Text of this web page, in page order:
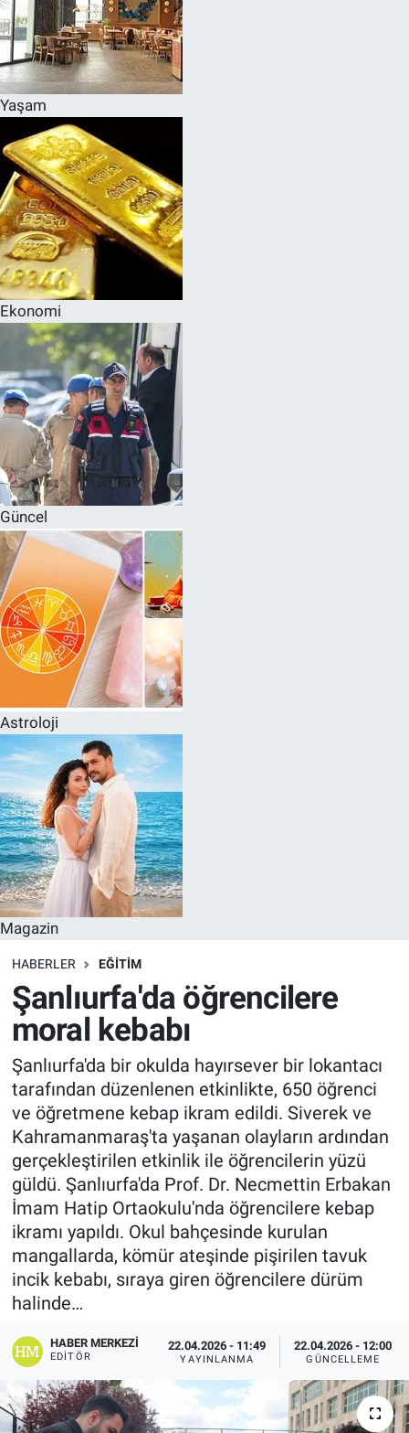
Yaşam
Ekonomi
Güncel
Astroloji
Magazin
HABERLER EĞITIM
Şanlıurfa'da öğrencilere
moral kebabı
Şanlıurfa'da bir okulda hayırsever bir lokantacı
tarafından düzenlenen etkinlikte, 650 öğrenci
ve öğretmene kebap ikram edildi. Siverek ve
Kahramanmaraş'ta yaşanan olayların ardından
gerçekleştirilen etkinlik ile öğrencilerin yüzü
güldü. Şanlıurfa'da Prof. Dr. Necmettin Erbakan
İmam Hatip Ortaokulu'nda öğrencilere kebap
ikramı yapıldı. Okul bahçesinde kurulan
mangallarda, kömür ateşinde pişirilen tavuk
incik kebabı, sıraya giren öğrencilere dürüm
halinde…
HABER MERKEZI
EDITÖR
22.04.2026 - 11:49
YAYINLANMA
22.04.2026 - 12:00
GÜNCELLEME